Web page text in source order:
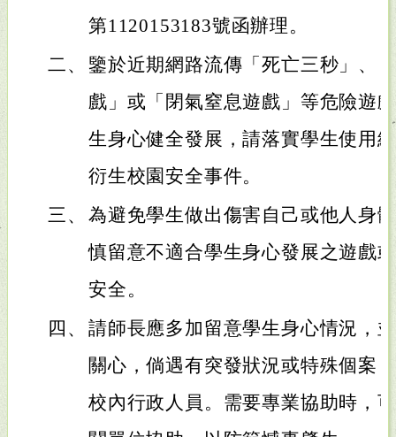
第1120153183號函辦理。
二、
鑒於近期網路流傳「死亡三秒」、
戲」或「閉氣窒息遊戲」等危險遊
生身心健全發展，請落實學生使用
衍生校園安全事件。
三、 為避免學生做出傷害自己或他人身
慎留意不適合學生身心發展之遊戲
安全。
四、 請師長應多加留意學生身心情況，
關心，倘遇有突發狀況或特殊個案
校內行政人員。需要專業協助時，